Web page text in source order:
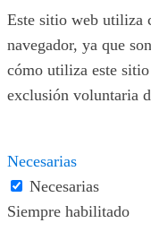
Este sitio web utiliza
navegador, ya que
cómo utiliza este
exclusión voluntaria
Necesarias
Necesarias
Siempre habilitado